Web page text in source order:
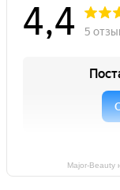
Major-Beauty